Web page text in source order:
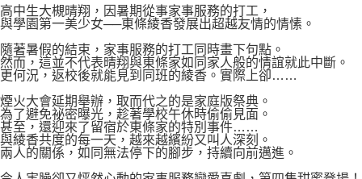
高中生大槻晴翔，因暑期從事家事服務的打工，
與學園第一美少女──東條綾香發展出超越友情的情愫。
隨著暑假的結束，家事服務的打工同時畫下句點。
然而，這並不代表晴翔與東條家如同家人般的情誼就此中斷。
更何況，返校後就能見到同班的綾香。實際上卻……
煙火大會延期舉辦，取而代之的是家庭版祭典。
為了避免祕密曝光，趁著學校午休時偷偷見面。
甚至，還迎來了留宿於東條家的特別事件……
與綾香共度的每一天，越來越繽紛又叫人深刻。
兩人的關係，如同無法停下的腳步，持續向前邁進。